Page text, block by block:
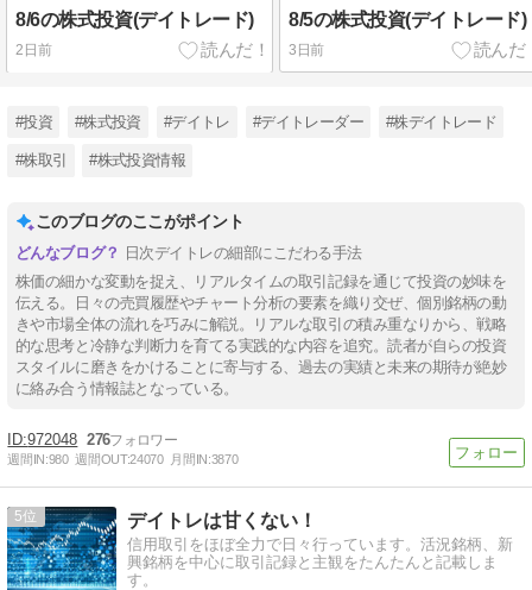
8/6の株式投資(デイトレード)
2日前
8/5の株式投資(デイトレード)
3日前
#投資 #株式投資 #デイトレ #デイトレーダー #株デイトレード
#株取引 #株式投資情報
このブログのここがポイント
日次デイトレの細部にこだわる手法
株価の細かな変動を捉え、リアルタイムの取引記録を通じて投資の妙味を
伝える。日々の売買履歴やチャート分析の要素を織り交ぜ、個別銘柄の動
きや市場全体の流れを巧みに解説。リアルな取引の積み重なりから、戦略
的な思考と冷静な判断力を育てる実践的な内容を追究。読者が自らの投資
スタイルに磨きをかけることに寄与する、過去の実績と未来の期待が絶妙
に絡み合う情報誌となっている。
972048 276
週間IN:980 週間OUT:24070 月間IN:3870
5 デイトレは甘くない！
信用取引をほぼ全力で日々行っています。活況銘柄、新
興銘柄を中心に取引記録と主観をたんたんと記載しま
す。